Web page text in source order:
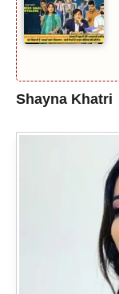
Shayna Khatri